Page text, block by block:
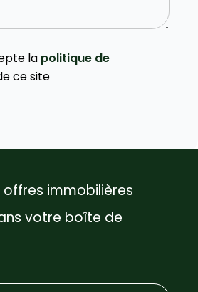
la politique de
ce site
offres immobilières
votre boîte de